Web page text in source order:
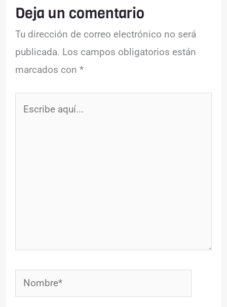
Deja un comentario
Tu dirección de correo electrónico no será
publicada. Los campos obligatorios están
marcados con*
Nombre*